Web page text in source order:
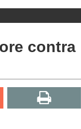
contra